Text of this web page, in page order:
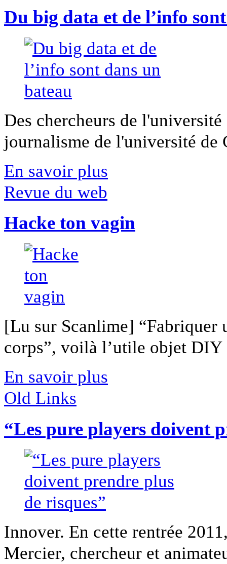
Du big data et de l’info
Des chercheurs de
journalisme de l'université
En savoir plus
Revue du web
Hacke ton vagin
[Lu sur Scanlime] “Fabriquer
corps”, voilà l’utile objet
En savoir plus
Old Links
“Les pure players doivent
Innover. En cette rentrée
Mercier, chercheur et